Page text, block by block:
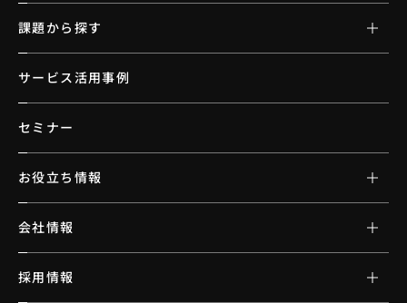
課題から探す
サービス活用事例
セミナー
お役立ち情報
会社情報
採用情報